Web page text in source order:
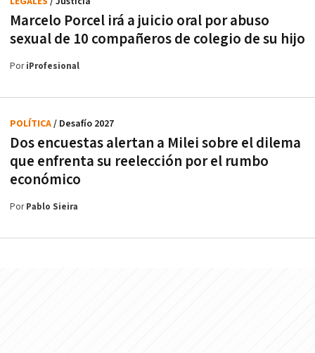
Marcelo Porcel irá a juicio oral por abuso
sexual de 10 compañeros de colegio de su hijo
PoriProfesional
Dos encuestas alertan a Milei sobre el dilema
que enfrenta su reelección por el rumbo
económico
POLÍTICA/ Desafío 2027
PorPablo Sieira